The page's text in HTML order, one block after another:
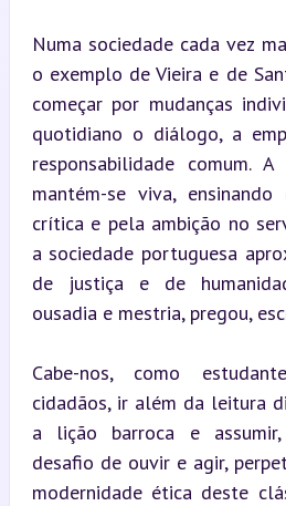
Numa sociedade cada vez
o exemplo de Vieira e de
começar por mudanças
quotidiano o diálogo, a
responsabilidade comum.
mantém-se viva,
crítica e pela ambição no
a sociedade portuguesa
de justiça e de
ousadia e mestria, pregou,
Cabe-nos, como
cidadãos, ir além da leitura
a lição barroca e
desafio de ouvir e agir,
modernidade ética deste